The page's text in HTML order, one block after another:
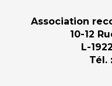
Association
10-12
L-
Tél.